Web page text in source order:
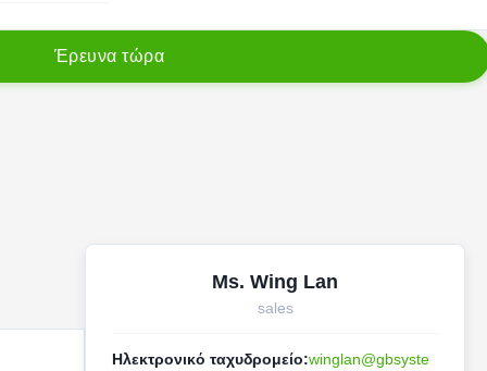
Έρευνα τώρα
Ms. Wing Lan
sales
Ηλεκτρονικό ταχυδρομείο:winglan@gbsyste